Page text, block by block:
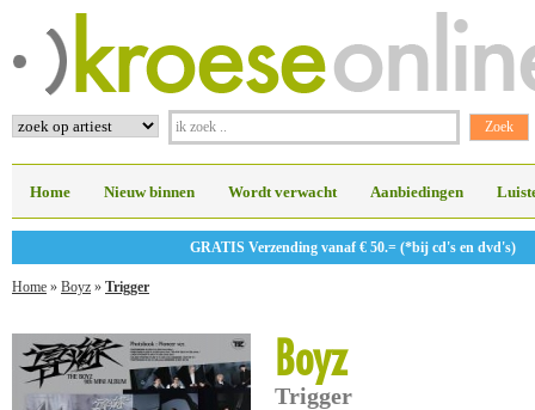
Home Nieuw binnen Wordt verwacht Aanbiedingen
GRATIS Verzending vanaf € 50.= (*bij cd's en dvd's)
Home » Boyz » Trigger
Boyz
Trigger